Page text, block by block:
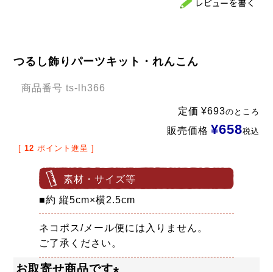
つるし飾りパーツキット・れんこん
商品番号 ts-lh366
定価 ¥693のところ
販売価格 ¥658税込
[ 12 ポイント進呈 ]
素材・サイズ等
■約 縦5cm×横2.5cm
ネコポス/メール便には入りません。
ご了承ください。
お取寄せ商品です